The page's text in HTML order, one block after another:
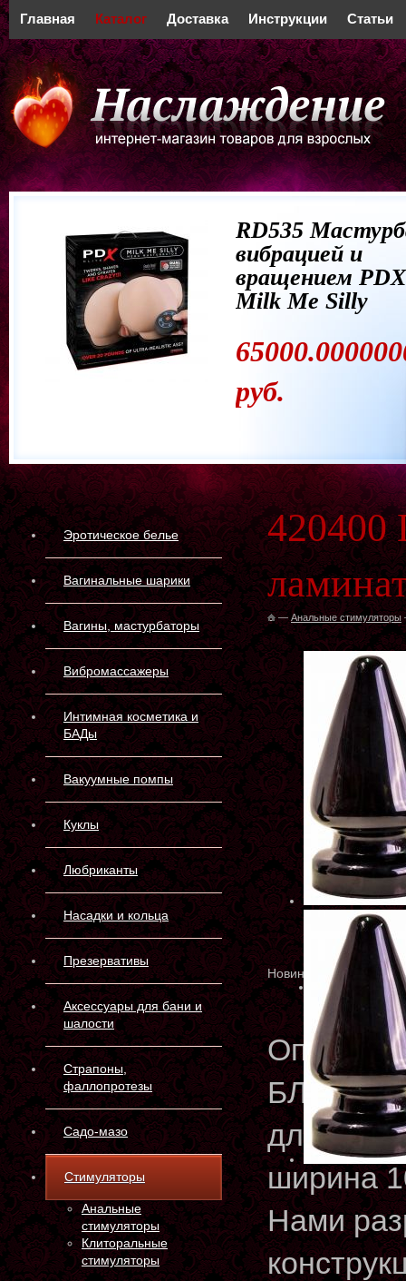
Главная Каталог Доставка Инструкции Статьи
RD535
вибрацией и
вращением
Milk Me Silly
руб.
Эротическое белье
Вагинальные шарики
Вагины, мастурбаторы
Вибромассажеры
Интимная косметика и
БАДы
Вакуумные помпы
Куклы
Любриканты
Насадки и кольца
Презервативы
Аксессуары для бани и
шалости
Страпоны,
фаллопротезы
Садо-мазо
Стимуляторы
Анальные
стимуляторы
Клиторальные
стимуляторы
420400
—Анальные стимуляторы
Новинка
БЛЭК
длина 23
ширина
Нами